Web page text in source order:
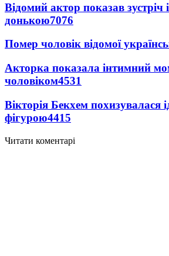
Відомий актор показав зустріч
донькою7076
Помер чоловік відомої
Акторка показала інтимний
чоловіком4531
Вікторія Бекхем похизувалася
фігурою4415
Читати коментарі